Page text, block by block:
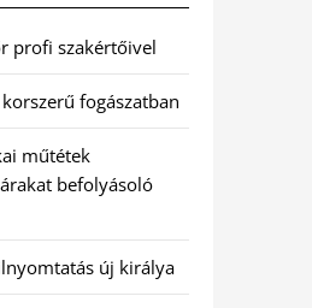
profi szakértőivel
fogászatban
műtétek
befolyásoló
új királya